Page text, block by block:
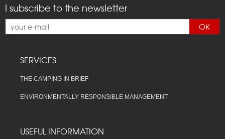
I subscribe to the newsletter
OK
SERVICES
THE CAMPING IN BRIEF
ENVIRONMENTALLY RESPONSIBLE MANAGEMENT
USEFUL INFORMATION